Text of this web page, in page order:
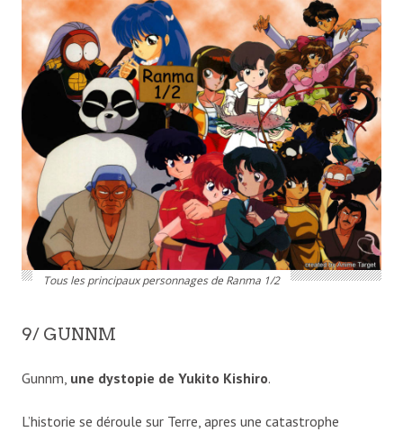
Tous les principaux personnages de Ranma 1/2
9/ GUNNM
Gunnm, une dystopie de Yukito Kishiro.
L’historie se déroule sur Terre, apres une catastrophe